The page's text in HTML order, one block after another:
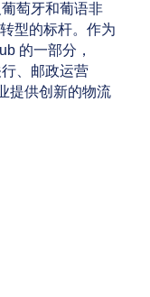
萄牙和葡语非
型的标杆。作为
的一部分，
、邮政运营
提供创新的物流